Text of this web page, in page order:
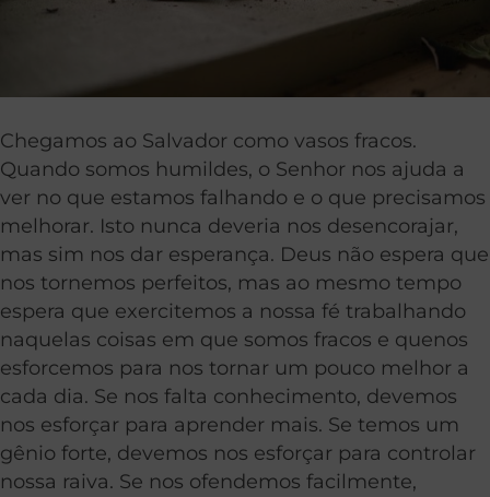
Chegamos ao Salvador como vasos fracos.
Quando somos humildes, o Senhor nos ajuda a
ver no que estamos falhando e o que precisamos
melhorar. Isto nunca deveria nos desencorajar,
mas sim nos dar esperança. Deus não espera que
nos tornemos perfeitos, mas ao mesmo tempo
espera que exercitemos a nossa fé trabalhando
naquelas coisas em que somos fracos e quenos
esforcemos para nos tornar um pouco melhor a
cada dia. Se nos falta conhecimento, devemos
nos esforçar para aprender mais. Se temos um
gênio forte, devemos nos esforçar para controlar
nossa raiva. Se nos ofendemos facilmente,